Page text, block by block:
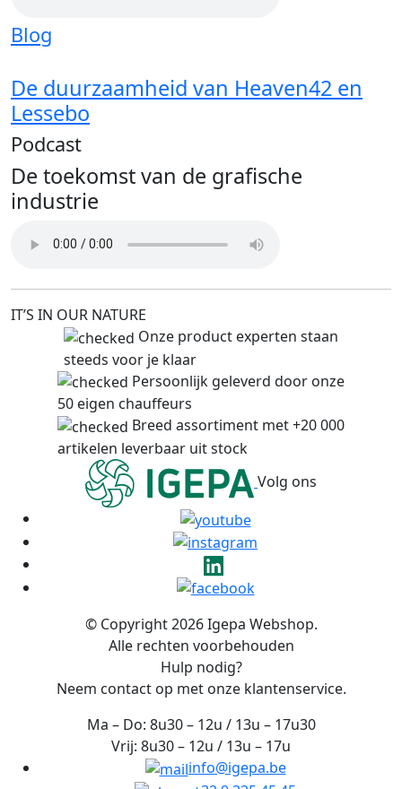
Blog
De duurzaamheid van Heaven42 en
Lessebo
Podcast
De toekomst van de grafische
industrie
IT’S IN OUR NATURE
Onze product experten staan
steeds voor je klaar
Persoonlijk geleverd door onze
50 eigen chauffeurs
Breed assortiment met +20 000
artikelen leverbaar uit stock
Volg ons
© Copyright 2026 Igepa Webshop.
Alle rechten voorbehouden
Hulp nodig?
Neem contact op met onze klantenservice.
Ma – Do: 8u30 – 12u / 13u – 17u30
Vrij: 8u30 – 12u / 13u – 17u
info@igepa.be